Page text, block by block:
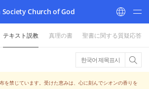
Church of God
テキスト説教 真理の書 聖書に関する質疑応答
한국어 제목표시
を禁じています。受けた恵みは、心に刻んでシオンの香りを